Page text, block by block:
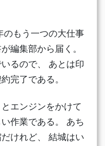
のもう一つの大仕事
編集部から届く。
るので、 あとは印
完了である。
エンジンをかけて
作業である。 あち
けれど、 結城はい